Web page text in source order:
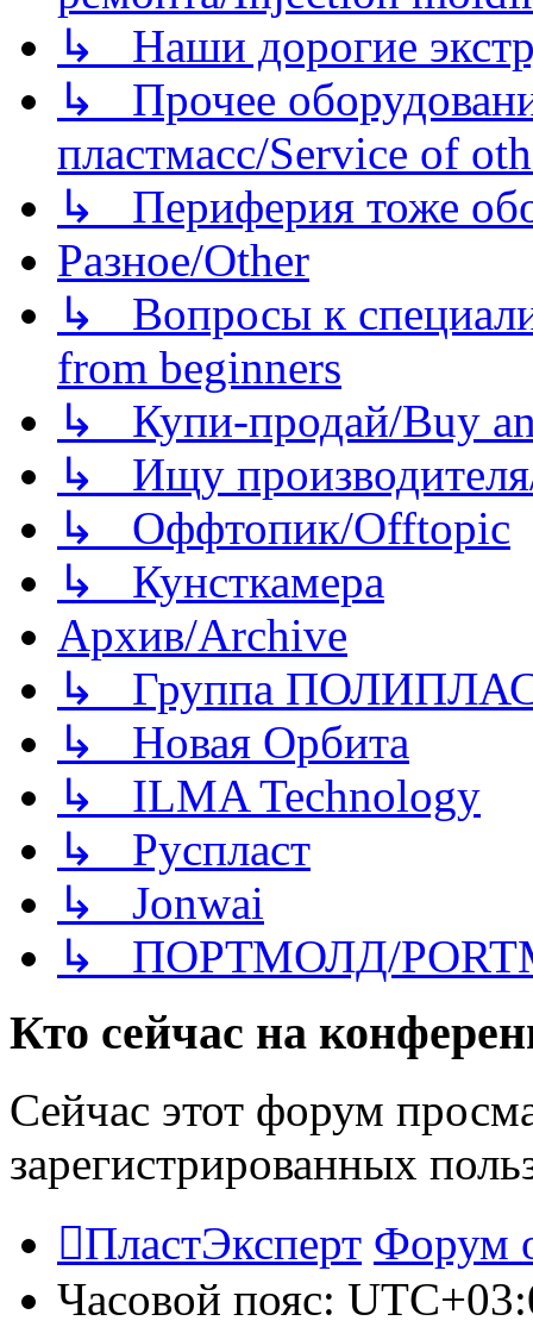
↳ Наши дорогие
↳ Прочее
пластмасс/Service of
↳ Периферия тоже
Разное/Other
↳ Вопросы к
from beginners
↳ Купи-продай/Buy
↳ Ищу
↳ Оффтопик/Offtopic
↳ Кунсткамера
Архив/Archive
↳ Группа
↳ Новая Орбита
↳ ILMA Technology
↳ Руспласт
↳ Jonwai
↳ ПОРТМОЛД/
Кто сейчас на
Сейчас этот форум
зарегистрированных
ПластЭксперт Форум
Часовой пояс: